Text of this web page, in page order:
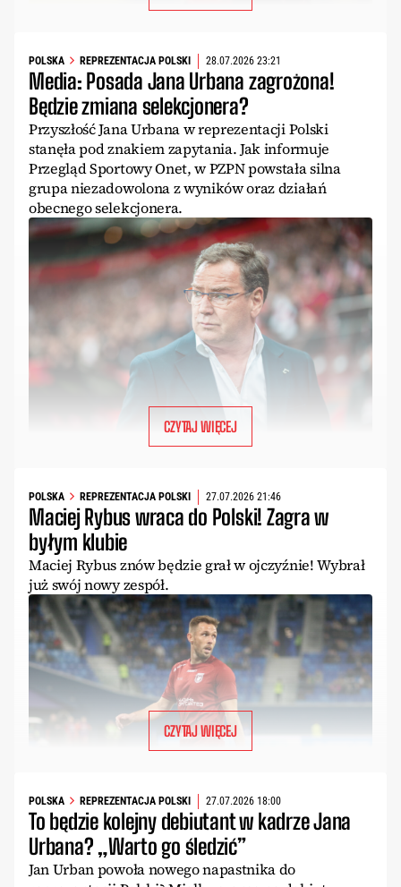
POLSKA REPREZENTACJA POLSKI 28.07.2026 23:21
Media: Posada Jana Urbana zagrożona!
Będzie zmiana selekcjonera?
Przyszłość Jana Urbana w reprezentacji Polski
stanęła pod znakiem zapytania. Jak informuje
Przegląd Sportowy Onet, w PZPN powstała silna
grupa niezadowolona z wyników oraz działań
obecnego selekcjonera.
CZYTAJ WIĘCEJ
POLSKA REPREZENTACJA POLSKI 27.07.2026 21:46
Maciej Rybus wraca do Polski! Zagra w
byłym klubie
Maciej Rybus znów będzie grał w ojczyźnie! Wybrał
już swój nowy zespół.
CZYTAJ WIĘCEJ
POLSKA REPREZENTACJA POLSKI 27.07.2026 18:00
To będzie kolejny debiutant w kadrze Jana
Urbana? „Warto go śledzić”
Jan Urban powoła nowego napastnika do